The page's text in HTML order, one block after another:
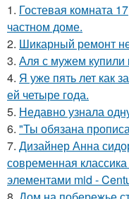
1. Гостевая комната
частном доме.
2. Шикарный ремонт
3. Аля с мужем купили
4. Я уже пять лет как
ей четыре года.
5. Недавно узнала
6. "Ты обязана
7. Дизайнер Анна
современная
элементами mid -